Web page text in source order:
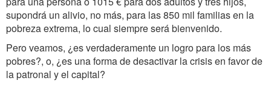
supondrá un alivio, no más, para las 850 mil familias en la
pobreza extrema, lo cual siempre será bienvenido.
Pero veamos, ¿es verdaderamente un logro para los más
pobres?, o, ¿es una forma de desactivar la crisis en favor de
la patronal y el capital?